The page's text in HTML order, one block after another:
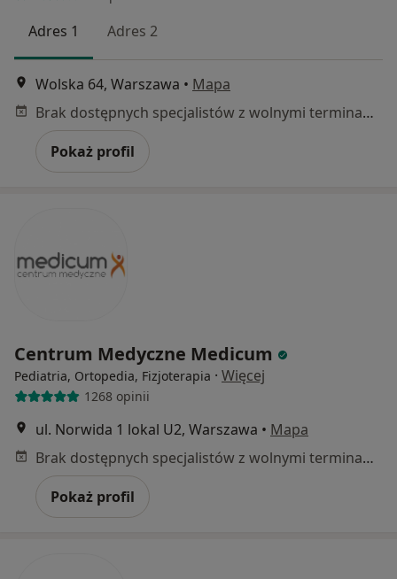
Adres 1 Adres 2
Wolska 64, Warszawa • Mapa
Brak dostępnych specjalistów z wolnymi terminami w tym centrum medycznym.
Pokaż profil
Centrum Medyczne Medicum
Pediatria, Ortopedia, Fizjoterapia · Więcej
1268 opinii
ul. Norwida 1 lokal U2, Warszawa • Mapa
Brak dostępnych specjalistów z wolnymi terminami w tym centrum medycznym.
Pokaż profil